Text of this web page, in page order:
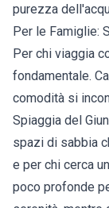
purezza
Per le Famiglie:
Per chi viaggia
fondamentale.
comodità si
Spiaggia del
spazi di sabbia
e per chi cerca
poco profonde